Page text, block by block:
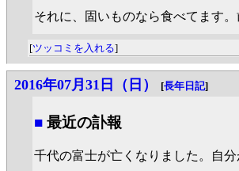
それに、固いものなら食べてます
[ツッコミを入れる]
2016年07月31日（日） [長年日記]
■ 最近の訃報
千代の富士が亡くなりました。自